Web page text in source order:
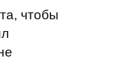
чтобы